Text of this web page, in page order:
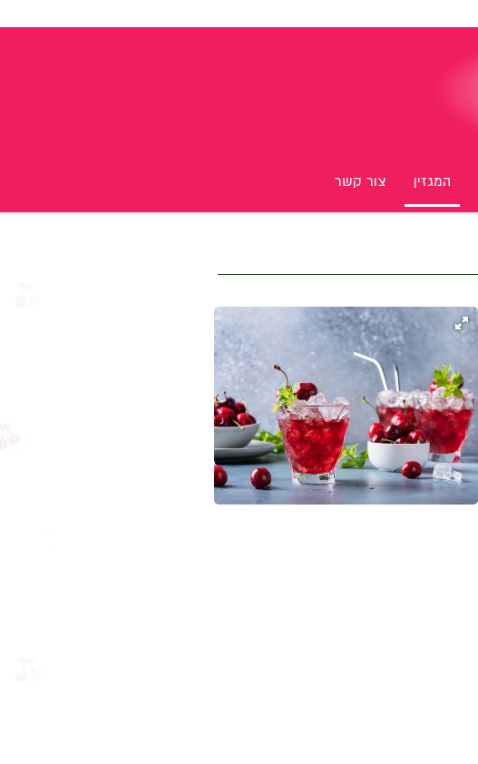
המגזין צור קשר